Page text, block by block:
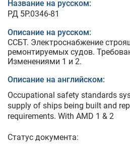
Название на русском:
РД 5Р.0346-81
Описание на русском:
ССБТ. Электроснабжение
ремонтируемых судов.
Изменениями 1 и 2.
Описание на английском:
Occupational safety standards
supply of ships being built and
requirements. With AMD 1 & 2
Статус документа: